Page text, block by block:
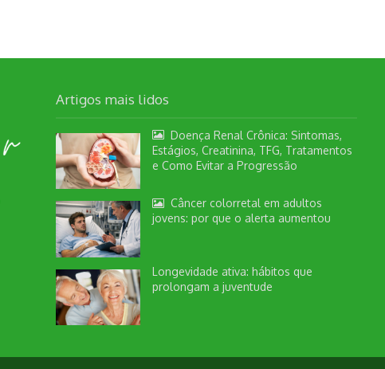
Artigos mais lidos
Doença Renal Crônica: Sintomas,
Estágios, Creatinina, TFG, Tratamentos
e Como Evitar a Progressão
Câncer colorretal em adultos
jovens: por que o alerta aumentou
Longevidade ativa: hábitos que
prolongam a juventude